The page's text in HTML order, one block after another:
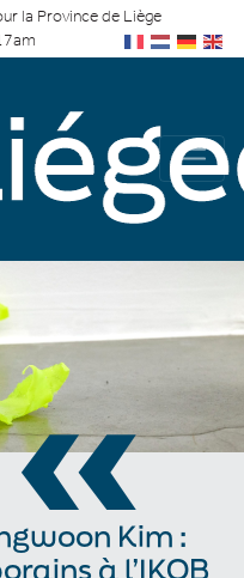
la Province de Liège
«Kim :
à l’IKOB